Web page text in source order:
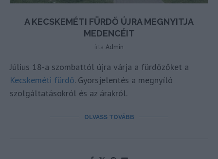
A KECSKEMÉTI FÜRDŐ ÚJRA MEGNYITJA
MEDENCÉIT
írta Admin
Július 18-a szombattól újra várja a fürdőzőket a
Kecskeméti fürdő. Gyorsjelentés a megnyíló
szolgáltatásokról és az árakról.
OLVASS TOVÁBB